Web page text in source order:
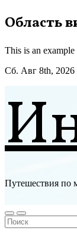
Перейти
к
Область
This is an
Сб. Авг 8th, 2026
Путешествия по